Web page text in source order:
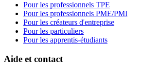
Pour les professionnels TPE
Pour les professionnels PME/PMI
Pour les créateurs d'entreprise
Pour les particuliers
Pour les apprentis-étudiants
Aide et contact